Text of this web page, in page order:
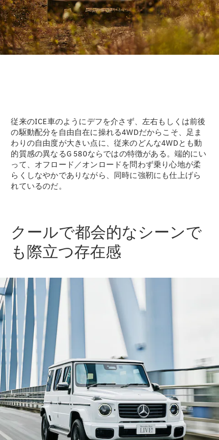
従来のICE車のようにデフを介さず、左右もしくは前後
の駆動配分を自由自在に操れる4WDだからこそ、足ま
わりの自由度が大きい点に、従来のどんな4WDとも動
的質感の異なるG 580ならではの特徴がある。端的にい
って、オフロード／オンロードを問わず乗り心地が柔
らくしなやかでありながら、同時に強靭にも仕上げら
れているのだ。
クールで都会的なシーンで
も際立つ存在感